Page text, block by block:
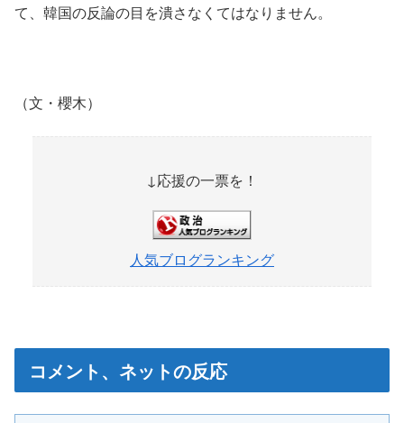
て、韓国の反論の目を潰さなくてはなりません。
（文・櫻木）
↓応援の一票を！
人気ブログランキング
コメント、ネットの反応